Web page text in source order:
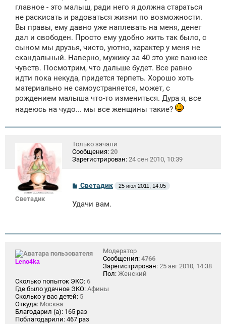
щ
н
и
главное - это малыш, ради него я должна стараться
не раскисать и радоваться жизни по возможности.
Вы правы, ему давно уже наплевать на меня, денег
дал и свободен. Просто ему удобно жить так было, с
сыном мы друзья, чисто, уютно, характер у меня не
скандальный. Наверно, мужику за 40 это уже важнее
чувств. Посмотрим, что дальше будет. Все равно
идти пока некуда, придется терпеть. Хорошо хоть
материально не самоустраняется, может, с
рождением малыша что-то измениться. Дура я, все
надеюсь на чудо... мы все женщины такие?
Светадик
Только зачали
Сообщения: 20
Зарегистрирован: 24 сен 2010, 10:39
С
б
и
Светадик 25 июл 2011, 14:05
Удачи вам.
Leno4ka
Модератор
Сообщения: 4766
Зарегистрирован: 25 авг 2010, 14:38
Пол: Женский
Сколько попыток ЭКО: 6
Где было удачное ЭКО: Афины
Сколько у вас детей: 5
Откуда: Москва
Благодарил (а): 165 раз
Поблагодарили: 467 раз